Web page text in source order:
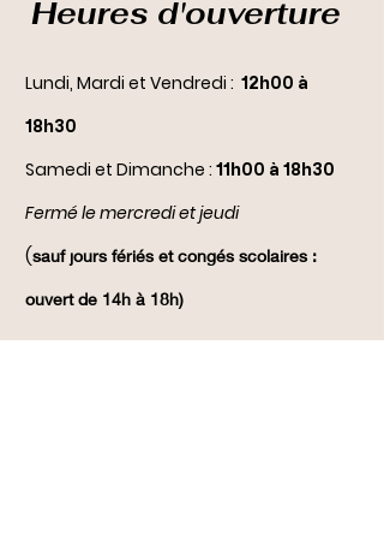
Heures d'ouverture
Lundi, Mardi et Vendredi : 12h00 à
18h30
Samedi et Dimanche : 11h00 à 18h30
Fermé le mercredi et jeudi
(sauf jours fériés et congés scolaires :
ouvert de 14h à 18h)